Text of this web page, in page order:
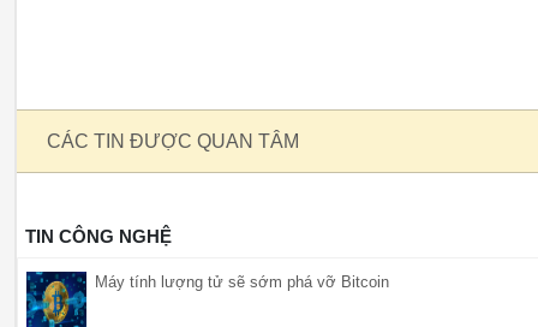
CÁC TIN ĐƯỢC QUAN TÂM
TIN CÔNG NGHỆ
Máy tính lượng tử sẽ sớm phá vỡ Bitcoin